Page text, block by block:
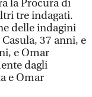
la Procura di
tre indagati.
delle indagini
37 anni, e
e Omar
dagli
e Omar